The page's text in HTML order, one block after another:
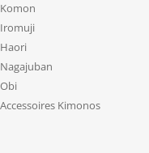
Komon
Iromuji
Haori
Nagajuban
Obi
Accessoires Kimonos